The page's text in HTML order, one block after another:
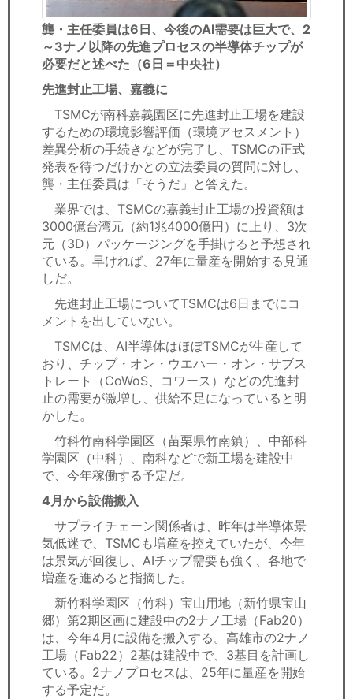
龔・主任委員は6日、今後のAI需要は巨大で、2
～3ナノ以降の先進プロセスの半導体チップが
必要だと述べた（6日＝中央社）
先進封止工場、嘉義に
TSMCが南科嘉義園区に先進封止工場を建設
するための環境影響評価（環境アセスメント）
差異分析の手続きなどが完了し、TSMCの正式
発表を待つだけかとの立法委員の質問に対し、
龔・主任委員は「そうだ」と答えた。
業界では、TSMCの嘉義封止工場の投資額は
3000億台湾元（約1兆4000億円）に上り、3次
元（3D）パッケージングを手掛けると予想され
ている。早ければ、27年に量産を開始する見通
しだ。
先進封止工場についてTSMCは6日までにコ
メントを出していない。
TSMCは、AI半導体はほぼTSMCが生産して
おり、チップ・オン・ウエハー・オン・サブス
トレート（CoWoS、コワース）などの先進封
止の需要が激増し、供給不足になっていると明
かした。
竹科竹南科学園区（苗栗県竹南鎮）、中部科
学園区（中科）、南科などで新工場を建設中
で、今年稼働する予定だ。
4月から設備搬入
サプライチェーン関係者は、昨年は半導体景
気低迷で、TSMCも増産を控えていたが、今年
は景気が回復し、AIチップ需要も強く、各地で
増産を進めると指摘した。
新竹科学園区（竹科）宝山用地（新竹県宝山
郷）第2期区画に建設中の2ナノ工場（Fab20）
は、今年4月に設備を搬入する。高雄市の2ナノ
工場（Fab22）2基は建設中で、3基目を計画し
ている。2ナノプロセスは、25年に量産を開始
する予定だ。